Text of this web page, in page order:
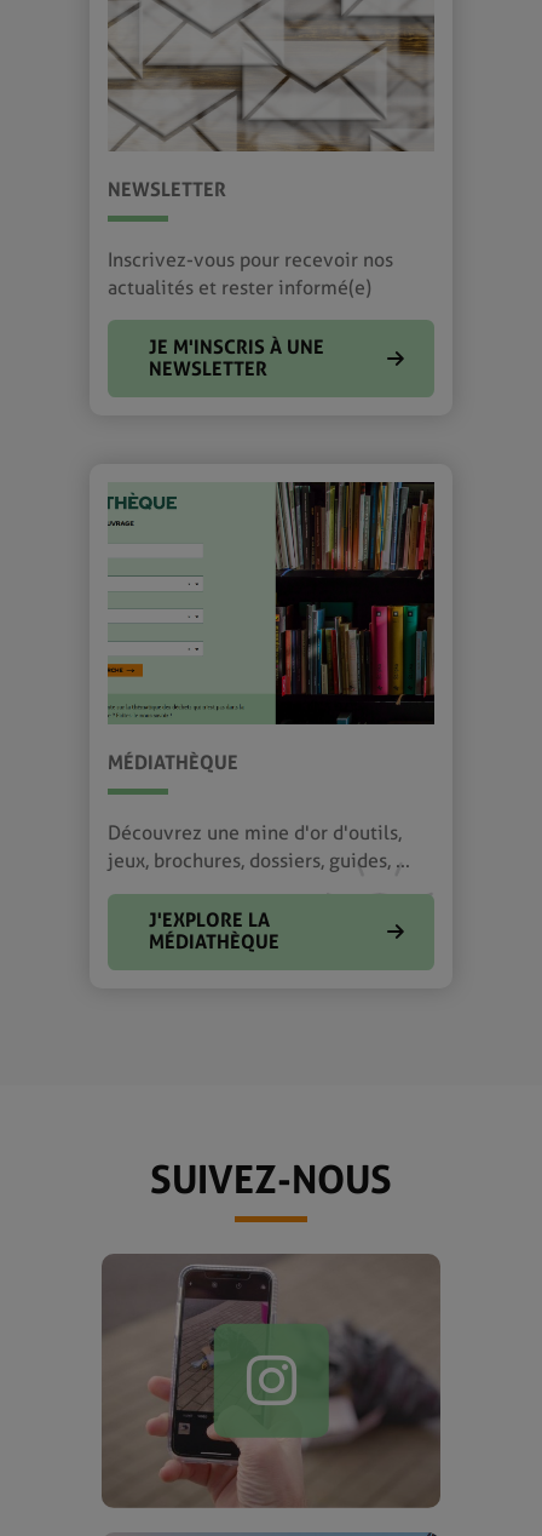
NEWSLETTER
Inscrivez-vous pour recevoir nos
actualités et rester informé(e)
JE M'INSCRIS À UNE
NEWSLETTER
MÉDIATHÈQUE
Découvrez une mine d'or d'outils,
jeux, brochures, dossiers, guides, ...
J'EXPLORE LA
MÉDIATHÈQUE
SUIVEZ-NOUS